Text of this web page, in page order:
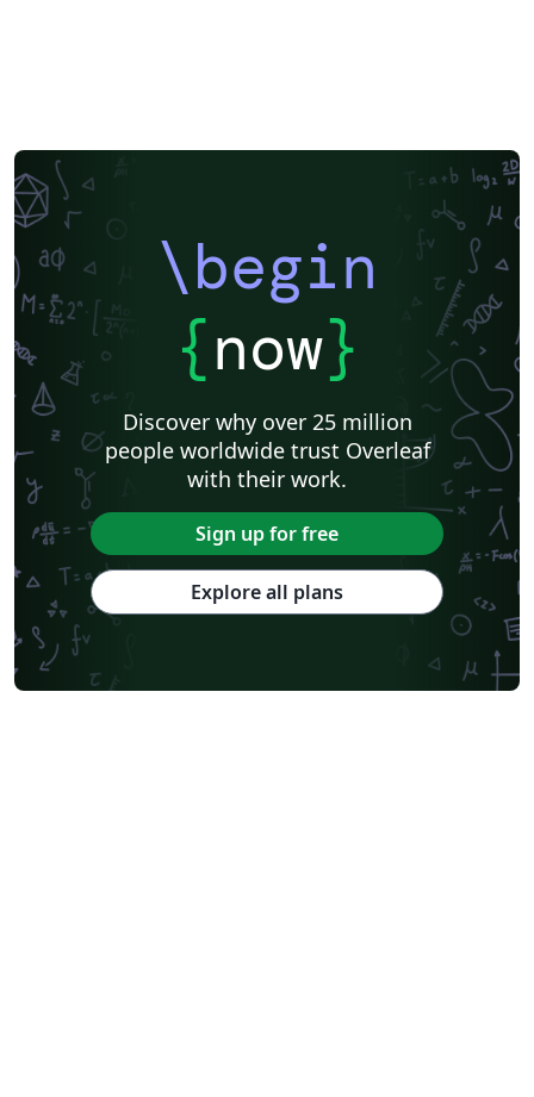
\begin
{now}
Discover why over 25 million
people worldwide trust Overleaf
with their work.
Sign up for free
Explore all plans